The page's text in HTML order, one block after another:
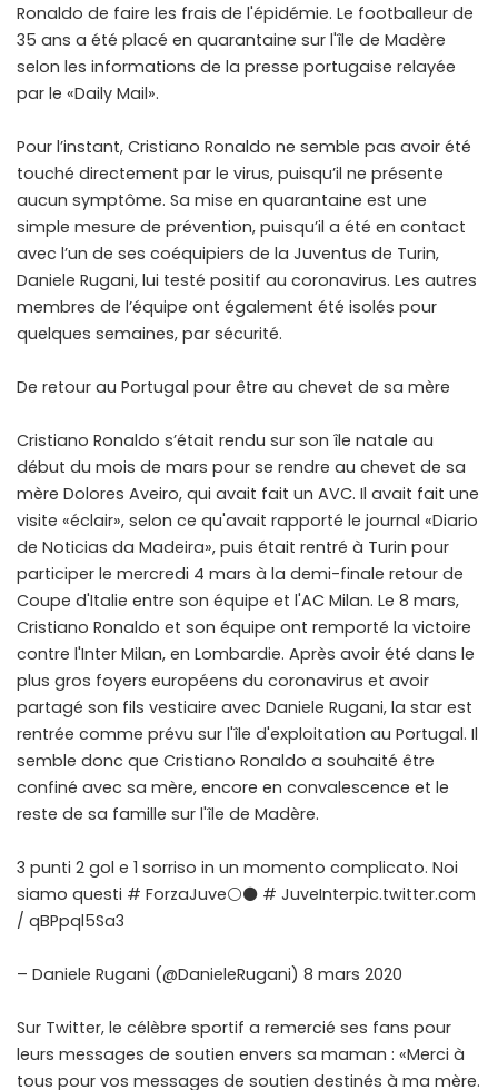
Ronaldo de faire les frais de l'épidémie. Le footballeur de
35 ans a été placé en quarantaine sur l'île de Madère
selon les informations de la presse portugaise relayée
par le «Daily Mail».
Pour l’instant, Cristiano Ronaldo ne semble pas avoir été
touché directement par le virus, puisqu’il ne présente
aucun symptôme. Sa mise en quarantaine est une
simple mesure de prévention, puisqu’il a été en contact
avec l’un de ses coéquipiers de la Juventus de Turin,
Daniele Rugani, lui testé positif au coronavirus. Les autres
membres de l’équipe ont également été isolés pour
quelques semaines, par sécurité.
De retour au Portugal pour être au chevet de sa mère
Cristiano Ronaldo s’était rendu sur son île natale au
début du mois de mars pour se rendre au chevet de sa
mère Dolores Aveiro, qui avait fait un AVC. Il avait fait une
visite «éclair», selon ce qu'avait rapporté le journal «Diario
de Noticias da Madeira», puis était rentré à Turin pour
participer le mercredi 4 mars à la demi-finale retour de
Coupe d'Italie entre son équipe et l'AC Milan. Le 8 mars,
Cristiano Ronaldo et son équipe ont remporté la victoire
contre l'Inter Milan, en Lombardie. Après avoir été dans le
plus gros foyers européens du coronavirus et avoir
partagé son fils vestiaire avec Daniele Rugani, la star est
rentrée comme prévu sur l'île d'exploitation au Portugal. Il
semble donc que Cristiano Ronaldo a souhaité être
confiné avec sa mère, encore en convalescence et le
reste de sa famille sur l'île de Madère.
3 punti 2 gol e 1 sorriso in un momento complicato. Noi
siamo questi # ForzaJuve⚪⚫ # JuveInterpic.twitter.com
/ qBPpql5Sa3
– Daniele Rugani (@DanieleRugani) 8 mars 2020
Sur Twitter, le célèbre sportif a remercié ses fans pour
leurs messages de soutien envers sa maman : «Merci à
tous pour vos messages de soutien destinés à ma mère.